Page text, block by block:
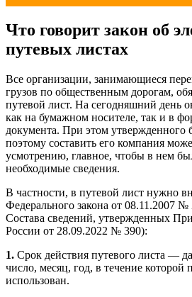
Что говорит закон об
путевых листах
Все организации, занимающиеся
грузов по общественным дорогам,
путевой лист. На сегодняшний день
как на бумажном носителе, так и в
документа. При этом утвержденного
поэтому составить его компания
усмотрению, главное, чтобы в нем
необходимые сведения.
В частности, в путевой лист нужно
Федерального закона от 08.11.2007
Состава сведений, утвержденных
России от 28.09.2022 № 390):
1. Срок действия путевого листа —
число, месяц, год, в течение которой
использован.